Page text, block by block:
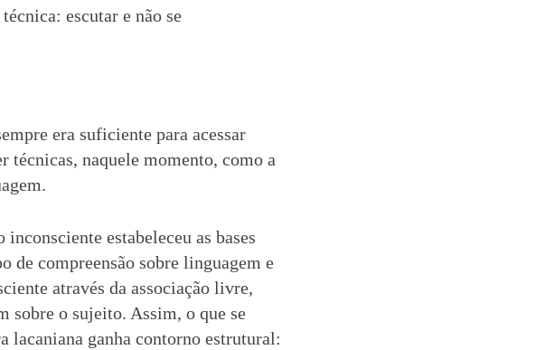
escutar e não se
era suficiente para acessar
técnicas, naquele momento, como a
estabeleceu as bases
de compreensão sobre linguagem e
através da associação livre,
sobre o sujeito. Assim, o que se
lacaniana ganha contorno estrutural: